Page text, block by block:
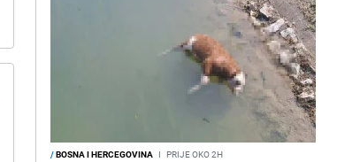
/BOSNA I HERCEGOVINA I PRIJE OKO 2H